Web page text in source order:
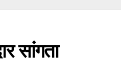
सांगता